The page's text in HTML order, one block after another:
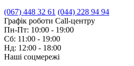
(067) 448 32 61 (044) 228 94 94
Графік роботи Call-центру
Пн-Пт: 10:00 - 19:00
Сб: 11:00 - 19:00
Нд: 12:00 - 18:00
Наші соцмережі